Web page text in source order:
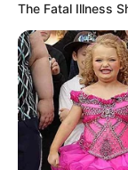
The Fatal Illness